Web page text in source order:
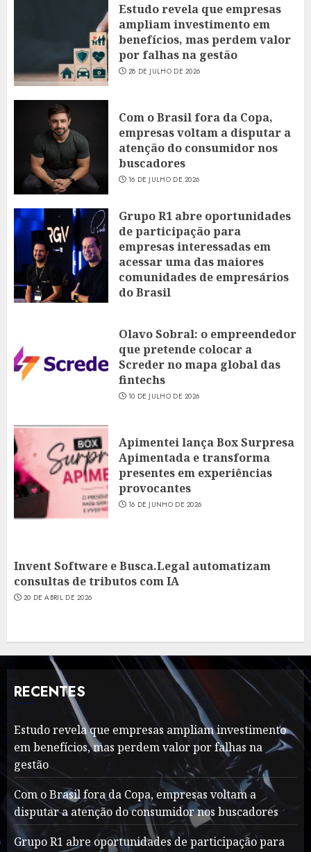
Estudo revela que empresas
ampliam investimento em
benefícios, mas perdem valor
por falhas na gestão
28 DE JULHO DE 2026
Com o Brasil fora da Copa,
empresas voltam a disputar a
atenção do consumidor nos
buscadores
16 DE JULHO DE 2026
Grupo R1 abre oportunidades
de participação para
empresas interessadas em
acessar uma das maiores
comunidades de empresários
do Brasil
Olavo Sobral: o empreendedor
que pretende colocar a
Screder no mapa global das
fintechs
10 DE JULHO DE 2026
Apimentei lança Box Surpresa
Apimentada e transforma
presentes em experiências
provocantes
16 DE JUNHO DE 2026
Invent Software e Busca.Legal automatizam
consultas de tributos com IA
20 DE ABRIL DE 2026
RECENTES
Estudo revela que empresas ampliam investimento
em benefícios, mas perdem valor por falhas na
gestão
Com o Brasil fora da Copa, empresas voltam a
disputar a atenção do consumidor nos buscadores
Grupo R1 abre oportunidades de participação para